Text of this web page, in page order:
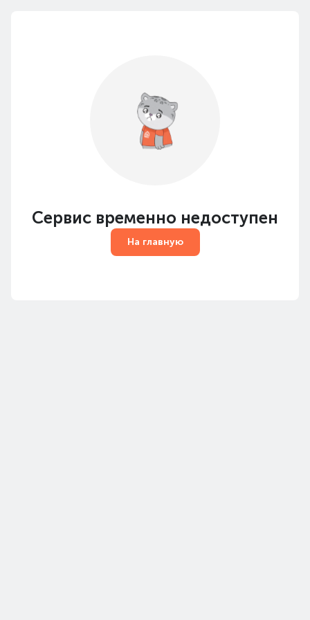
Сервис временно недоступен
На главную